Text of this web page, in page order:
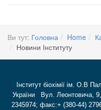
Ви тут: Головна Home
Новини Інституту
Інститут біохімії ім. О.В
України Вул. Леонтовича,
2345974; факс:+ (380-44)